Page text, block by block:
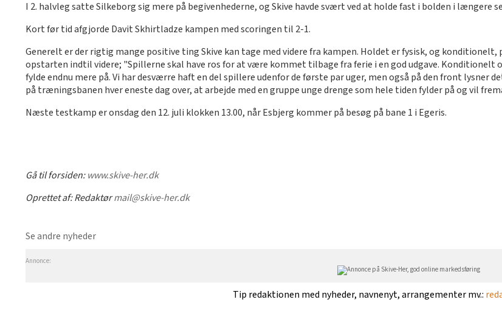
I 2. halvleg satte Silkeborg sig mere på begivenhederne, og Skive havde svært ved at holde fast i bolden i længere
Kort før tid afgjorde Davit Skhirtladze kampen med scoringen til 2-1.
Generelt er der rigtig mange positive ting Skive kan tage med videre fra kampen. Holdet er fysisk, og
opstarten indtil videre; "Spillerne skal have ros for at være kommet tilbage fra ferie i en god udgave.
fylde endnu mere på. Vi har desværre haft en del spillere udenfor de første par uger, men også på den front
på træningsbanen hver eneste dag over, at arbejde med en gruppe unge drenge som hele tiden fylder på og vil
Næste testkamp er onsdag den 12. juli klokken 13.00, når Esbjerg kommer på besøg på bane 1 i Egeris.
Gå til forsiden:www.skive-her.dk
Oprettet af:Redaktørmail@skive-her.dk
Se andre nyheder
Annonce:
Tip redaktionen med nyheder, navnenyt, arrangementer mv.: